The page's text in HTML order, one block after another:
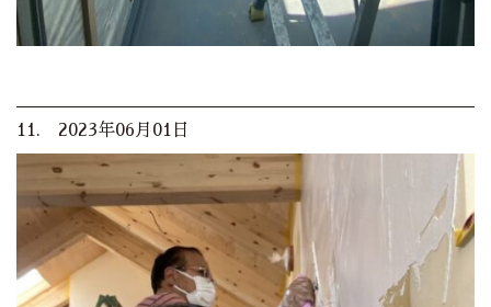
11. 2023年06月01日